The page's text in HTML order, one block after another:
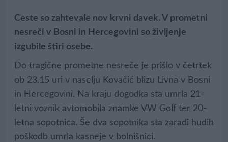
Ceste so zahtevale nov krvni davek. V prometni
nesreči v Bosni in Hercegovini so življenje
izgubile štiri osebe.
Do tragične prometne nesreče je prišlo v četrtek
ob 23.15 uri v naselju Kovačić blizu Livna v Bosni
in Hercegovini. Na kraju dogodka sta umrla 21-
letni voznik avtomobila znamke VW Golf ter 20-
letna sopotnica. Še dva sopotnika sta zaradi hudih
poškodb umrla kasneje v bolnišnici.